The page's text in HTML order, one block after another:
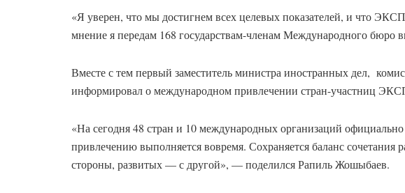
«Я уверен, что мы достигнем всех целевых показателей, и что
мнение я передам 168 государствам-членам Международного бюро
Вместе с тем первый заместитель министра иностранных дел,
информировал о международном привлечении стран-участниц
«На сегодня 48 стран и 10 международных организаций
привлечению выполняется вовремя. Сохраняется баланс
стороны, развитых — с другой», — поделился Рапиль Жошыбаев.